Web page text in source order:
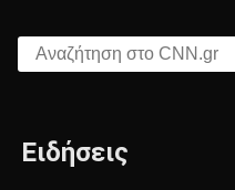
Αναζήτηση στο CNN.gr
Ειδήσεις